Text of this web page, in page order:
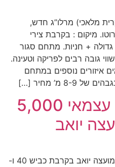
מלאכי) מרלו”ג חדש,
14.5 מ”ר ברוטו. מיקום : בקרבת צירי
תפעולית גדולה + חניות. מתחם סגור
גובה רבים לפריקה וטעינה.
איזורים נוספים במתחם
להשכרה מרלו”ג עצמאי 5,000
יואב
להשכרה מרלו”ג חדש בתחום המועצה יואב בקרבת כביש 40 ו-